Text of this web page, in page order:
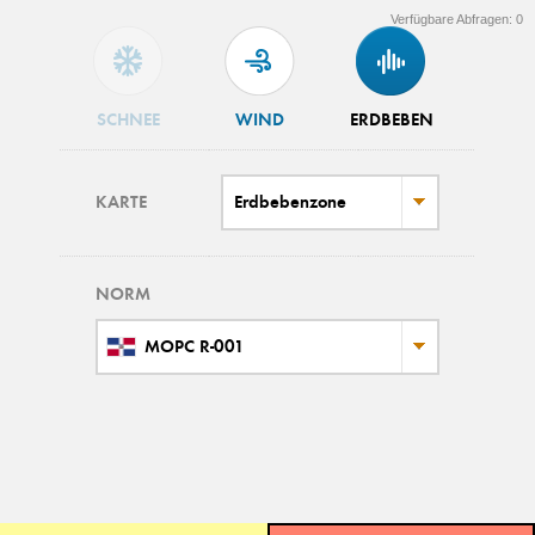
NORM
MOPC R-001
SCHNEE WIND ERDBEBEN
KARTE Erdbebenzone
Verfügbare Abfragen: 0